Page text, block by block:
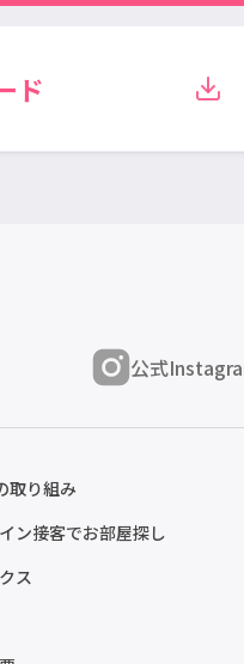
ド
公式
取り組み
ン接客でお部屋探し
ス